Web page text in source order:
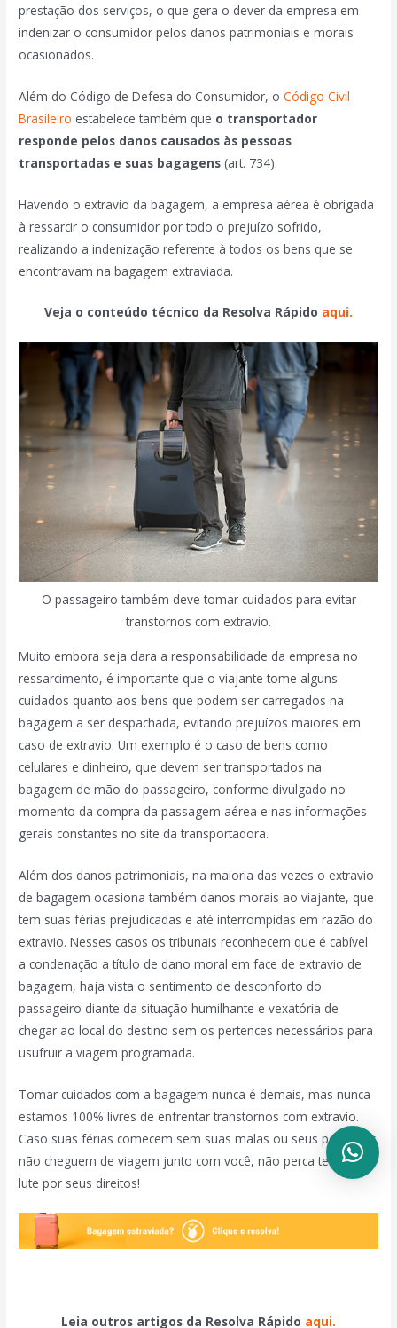
prestação dos serviços, o que gera o dever da empresa em
indenizar o consumidor pelos danos patrimoniais e morais
ocasionados.
Além do Código de Defesa do Consumidor, oCódigo Civil
Brasileiro estabelece também que o transportador
responde pelos danos causados às pessoas
transportadas e suas bagagens (art. 734).
Havendo o extravio da bagagem, a empresa aérea é obrigada
à ressarcir o consumidor por todo o prejuízo sofrido,
realizando a indenização referente à todos os bens que se
encontravam na bagagem extraviada.
Veja o conteúdo técnico da Resolva Rápido aqui.
O passageiro também deve tomar cuidados para evitar
transtornos com extravio.
Muito embora seja clara a responsabilidade da empresa no
ressarcimento, é importante que o viajante tome alguns
cuidados quanto aos bens que podem ser carregados na
bagagem a ser despachada, evitando prejuízos maiores em
caso de extravio. Um exemplo é o caso de bens como
celulares e dinheiro, que devem ser transportados na
bagagem de mão do passageiro, conforme divulgado no
momento da compra da passagem aérea e nas informações
gerais constantes no site da transportadora.
Além dos danos patrimoniais, na maioria das vezes o extravio
de bagagem ocasiona também danos morais ao viajante, que
tem suas férias prejudicadas e até interrompidas em razão do
extravio. Nesses casos os tribunais reconhecem que é cabível
a condenação a título de dano moral em face de extravio de
bagagem, haja vista o sentimento de desconforto do
passageiro diante da situação humilhante e vexatória de
chegar ao local do destino sem os pertences necessários para
usufruir a viagem programada.
Tomar cuidados com a bagagem nunca é demais, mas nunca
estamos 100% livres de enfrentar transtornos com extravio.
Caso suas férias comecem sem suas malas ou seus pertences
não cheguem de viagem junto com você, não perca tempo e
lute por seus direitos!
Leia outros artigos da Resolva Rápido aqui.